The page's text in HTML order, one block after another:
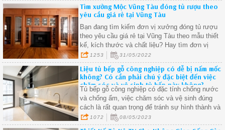
Tìm xưởng Mộc Vũng Tàu đóng tủ rượu theo
yêu cầu giá rẻ tại Vũng Tàu
Bạn đang tìm kiếm đơn vị xưởng đóng tủ rượu
theo yêu cầu giá rẻ tại Vũng Tàu theo mẫu thiết
kế, kích thước và chất liệu? Hay tìm đơn vị
chuyên thi công lắp đặt tủ rượu nói riêng và nội
thất nói chung? Hãy liên hệ với Mộc Vũng Tàu để
được nhân viên chúng tôi hỗ trợ tư vấn trực tiếp
cho quý khách hàng.
1253 31/05/2022
Liệu tủ bếp gỗ công nghiệp có dễ bị nấm mốc
không? Có cần phải chú ý đặc biệt đến việc
chăm sóc và vệ sinh tủ bếp này không?
Tủ bếp gỗ công nghiệp có đặc tính chống nước
và chống ẩm, việc chăm sóc và vệ sinh đúng
cách là rất quan trọng để tránh sự hình thành và
phát triển của nấm mốc
1072 08/05/2023